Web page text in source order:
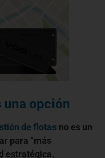
una opción
de flotas no es un
para “más
estratégica.